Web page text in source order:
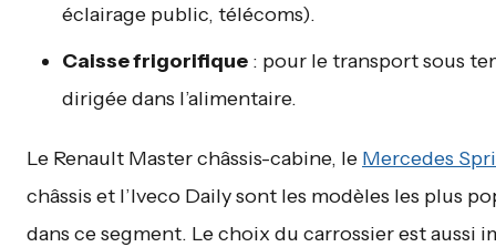
éclairage public, télécoms).
Caisse frigorifique : pour le transport sous
dirigée dans l’alimentaire.
Le Renault Master châssis-cabine, le Mercedes
châssis et l’Iveco Daily sont les modèles les plus
dans ce segment. Le choix du carrossier est aussi